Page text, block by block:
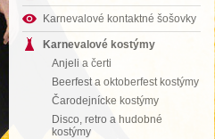
Karnevalové kontaktné šošovky
Karnevalové kostýmy
Anjeli a čerti
Beerfest a oktoberfest kostýmy
Čarodejnícke kostýmy
Disco, retro a hudobné
kostýmy